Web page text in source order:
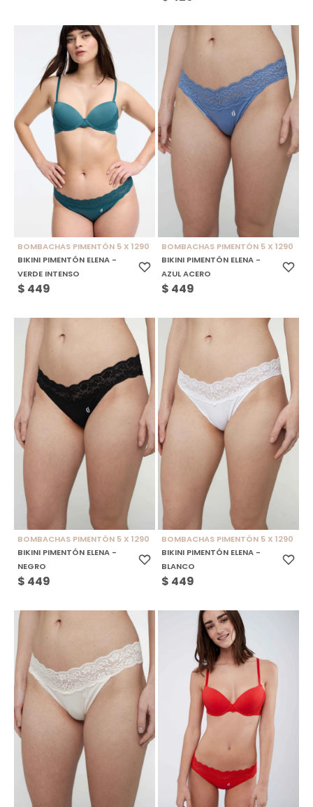
BOMBACHAS PIMENTÓN 5 X 1290
BIKINI PIMENTÓN ELENA -
VERDE INTENSO
$ 449
BOMBACHAS PIMENTÓN 5 X 1290
BIKINI PIMENTÓN ELENA -
AZUL ACERO
$ 449
BOMBACHAS PIMENTÓN 5 X 1290
BIKINI PIMENTÓN ELENA -
NEGRO
$ 449
BOMBACHAS PIMENTÓN 5 X 1290
BIKINI PIMENTÓN ELENA -
BLANCO
$ 449